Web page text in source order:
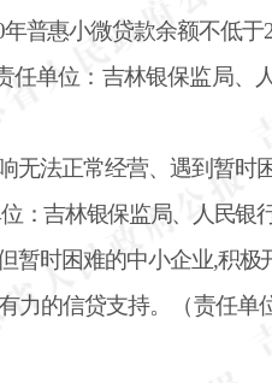
普惠小微贷款余额不低于
单位：吉林银保监局、
无法正常经营、遇到暂时
吉林银保监局、人民银
暂时困难的中小企业,积极
力的信贷支持。（责任